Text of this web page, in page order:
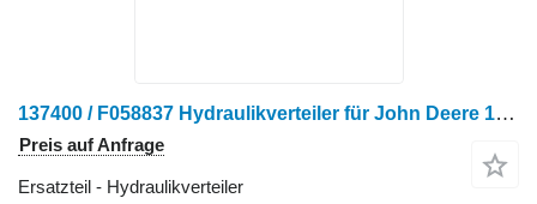
137400 / F058837 Hydraulikverteiler für John Deere 1070 Harvester
Preis auf Anfrage
Ersatzteil - Hydraulikverteiler